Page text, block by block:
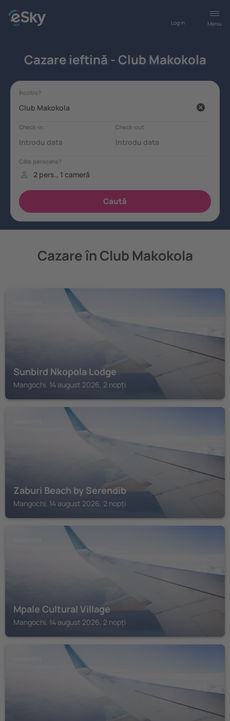
Meniu
Log in
Cazare ieftină - Club Makokola
Cazare în Club Makokola
Sunbird Nkopola Lodge
Mangochi, 14 august 2026, 2 nopți
Zaburi Beach by Serendib
Mangochi, 14 august 2026, 2 nopți
Mpale Cultural Village
Mangochi, 14 august 2026, 2 nopți